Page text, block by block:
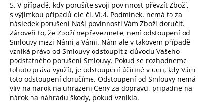
5. V případě, kdy porušíte svoji povinnost převzít Zboží,
s výjimkou případů dle čl. VI.4. Podmínek, nemá to za
následek porušení Naší povinnosti Vám Zboží doručit.
Zároveň to, že Zboží nepřevezmete, není odstoupení od
Smlouvy mezi Námi a Vámi. Nám ale v takovém případě
vzniká právo od Smlouvy odstoupit z důvodu Vašeho
podstatného porušení Smlouvy. Pokud se rozhodneme
tohoto práva využít, je odstoupení účinné v den, kdy Vám
toto odstoupení doručíme. Odstoupení od Smlouvy nemá
vliv na nárok na uhrazení Ceny za dopravu, případně na
nárok na náhradu škody, pokud vznikla.